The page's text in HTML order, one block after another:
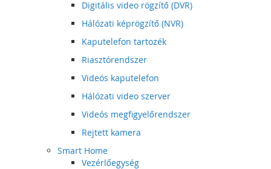
Digitális video rögzítő (DVR)
Hálózati képrögzítő (NVR)
Kaputelefon tartozék
Riasztórendszer
Videós kaputelefon
Hálózati video szerver
Videós megfigyelőrendszer
Rejtett kamera
Smart Home
Vezérlőegység